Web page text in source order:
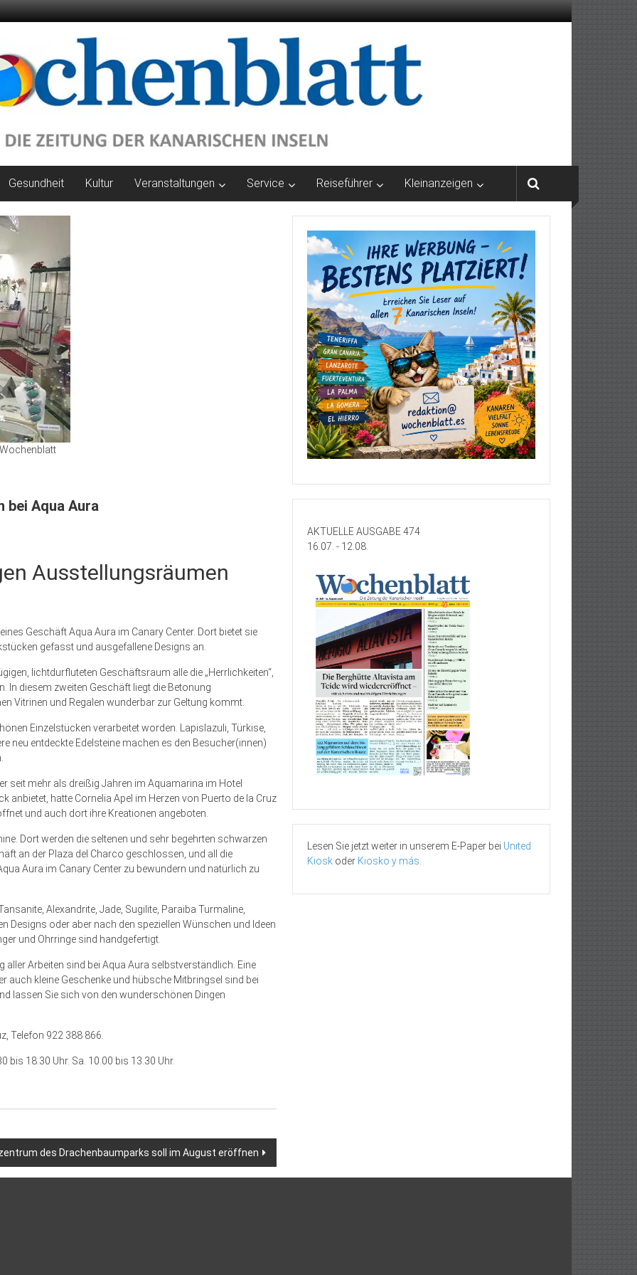
Gesundheit Kultur Veranstaltungen Service Reiseführer Kleinanzeigen
bei Aqua Aura
Ausstellungsräumen
Geschäft Aqua Aura im Canary Center. Dort bietet sie
gefasst und ausgefallene Designs an.
lichtdurfluteten Geschäftsraum alle die „Herrlichkeiten“,
In diesem zweiten Geschäft liegt die Betonung
Vitrinen und Regalen wunderbar zur Geltung kommt.
Einzelstücken verarbeitet worden. Lapislazuli, Türkise,
neu entdeckte Edelsteine machen es den Besucher(innen)
seit mehr als dreißig Jahren im Aquamarina im Hotel
anbietet, hatte Cornelia Apel im Herzen von Puerto de la Cruz
und auch dort ihre Kreationen angeboten.
Dort werden die seltenen und sehr begehrten schwarzen
an der Plaza del Charco geschlossen, und all die
Aura im Canary Center zu bewundern und natürlich zu
Alexandrite, Jade, Sugilite, Paraiba Turmaline,
Designs oder aber nach den speziellen Wünschen und Ideen
und Ohrringe sind handgefertigt.
Arbeiten sind bei Aqua Aura selbstverständlich. Eine
auch kleine Geschenke und hübsche Mitbringsel sind bei
lassen Sie sich von den wunderschönen Dingen
Telefon 922 388 866.
bis 18.30 Uhr. Sa. 10.00 bis 13.30 Uhr.
des Drachenbaumparks soll im August eröffnen
AKTUELLE AUSGABE 474
16.07. - 12.08.
Lesen Sie jetzt weiter in unserem E-Paper bei United
Kiosk oder Kiosko y más